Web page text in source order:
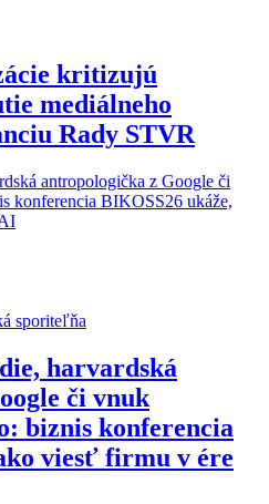
kritizujú
mediálneho
Rady STVR
sporiteľňa
harvardská
či vnuk
biznis konferencia
viesť firmu v ére